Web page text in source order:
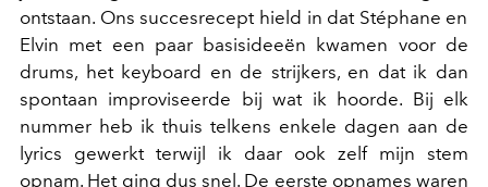
ontstaan. Ons succesrecept hield in dat Stéphane en
Elvin met een paar basisideeën kwamen voor de
drums, het keyboard en de strijkers, en dat ik dan
spontaan improviseerde bij wat ik hoorde. Bij elk
nummer heb ik thuis telkens enkele dagen aan de
lyrics gewerkt terwijl ik daar ook zelf mijn stem
opnam. Het ging dus snel. De eerste opnames waren